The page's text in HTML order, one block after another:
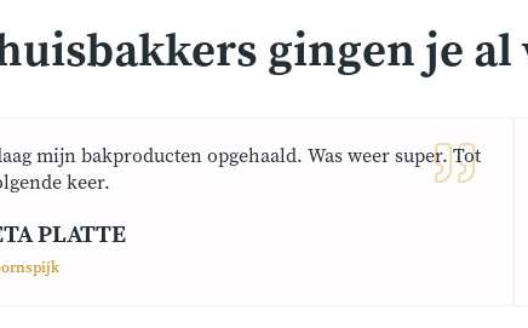
gingen je al
mijn bakproducten opgehaald. Was weer super. Tot
keer.
PLATTE